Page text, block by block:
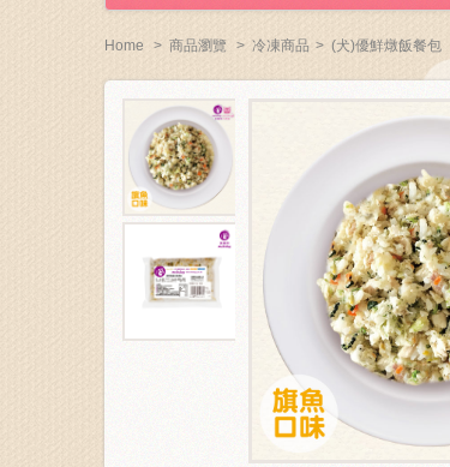
Home > 商品瀏覽 > 冷凍商品 > (犬)優鮮燉飯餐包